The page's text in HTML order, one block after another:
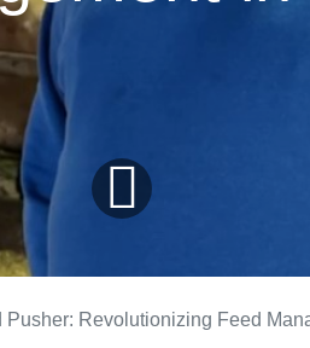
Revolutionizing Feed Management in